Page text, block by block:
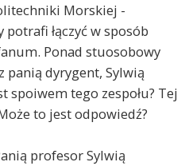
Morskiej -
łączyć w sposób
Ponad stuosobowy
panią dyrygent, Sylwią
spoiwem tego zespołu? Tej
to jest odpowiedź?
profesor Sylwią